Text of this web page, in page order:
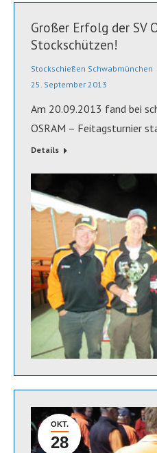
Großer Erfolg der SV
Stockschützen!
Stockschießen Schwabmünchen
25. September 2013
Am 20.09.2013 fand bei
OSRAM – Feitagsturnier
Details
OKT.
28